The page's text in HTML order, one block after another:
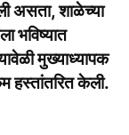
असता, शाळेच्या
भविष्यात
मुख्याध्यापक
हस्तांतरित केली.